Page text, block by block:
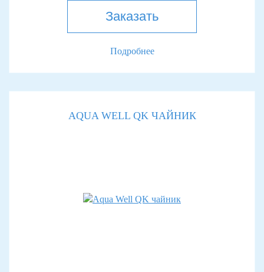
Заказать
Подробнее
AQUA WELL QK ЧАЙНИК